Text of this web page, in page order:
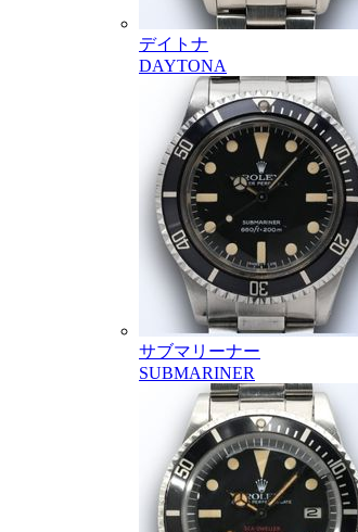
デイトナ
DAYTONA
サブマリーナー
SUBMARINER